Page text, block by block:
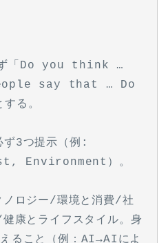
「Do you think …
say that … Do
る。
3つ提示（例:
Environment）。
ノロジー/環境と消費/社
康とライフスタイル。身
ること（例：AI→AIによ